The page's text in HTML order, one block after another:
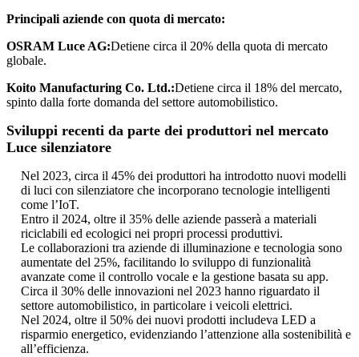
Principali aziende con quota di mercato:
OSRAM Luce AG:Detiene circa il 20% della quota di mercato
globale.
Koito Manufacturing Co. Ltd.:Detiene circa il 18% del mercato,
spinto dalla forte domanda del settore automobilistico.
Sviluppi recenti da parte dei produttori nel mercato
Luce silenziatore
Nel 2023, circa il 45% dei produttori ha introdotto nuovi modelli
di luci con silenziatore che incorporano tecnologie intelligenti
come l’IoT.
Entro il 2024, oltre il 35% delle aziende passerà a materiali
riciclabili ed ecologici nei propri processi produttivi.
Le collaborazioni tra aziende di illuminazione e tecnologia sono
aumentate del 25%, facilitando lo sviluppo di funzionalità
avanzate come il controllo vocale e la gestione basata su app.
Circa il 30% delle innovazioni nel 2023 hanno riguardato il
settore automobilistico, in particolare i veicoli elettrici.
Nel 2024, oltre il 50% dei nuovi prodotti includeva LED a
risparmio energetico, evidenziando l’attenzione alla sostenibilità e
all’efficienza.